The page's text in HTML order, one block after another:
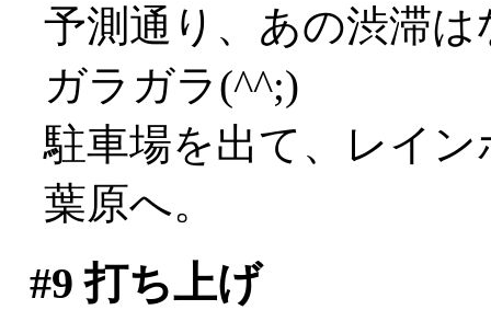
予測通り、あの渋滞
ガラガラ(^^;)
駐車場を出て、レイ
葉原へ。
#9 打ち上げ